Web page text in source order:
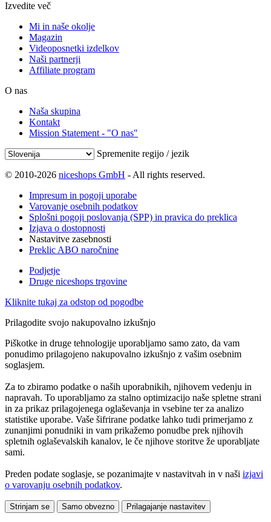
Izvedite več
Mi in naše okolje
Magazin
Videoposnetki izdelkov
Naši partnerji
Affiliate program
O nas
Naša skupina
Kontakt
Mission Statement - "O nas"
Spremenite regijo / jezik
© 2010-2026 niceshops GmbH - All rights reserved.
Impresum in pogoji uporabe
Varovanje osebnih podatkov
Splošni pogoji poslovanja (SPP) in pravica do preklica
Izjava o dostopnosti
Nastavitve zasebnosti
Preklic ABO naročnine
Podjetje
Druge niceshops trgovine
Kliknite tukaj za odstop od pogodbe
Prilagodite svojo nakupovalno izkušnjo
Piškotke in druge tehnologije uporabljamo samo zato, da vam
ponudimo prilagojeno nakupovalno izkušnjo z vašim osebnim
soglasjem.
Za to zbiramo podatke o naših uporabnikih, njihovem vedenju in
napravah. To uporabljamo za stalno optimizacijo naše spletne strani
in za prikaz prilagojenega oglaševanja in vsebine ter za analizo
statistike uporabe. Vaše šifrirane podatke lahko tudi primerjamo z
zunanjimi ponudniki in vam prikažemo ponudbe prek njihovih
spletnih oglaševalskih kanalov, le če njihove storitve že uporabljate
sami.
Preden podate soglasje, se pozanimajte v nastavitvah in v naši izjavi
o varovanju osebnih podatkov.
Strinjam se Samo obvezno Prilagajanje nastavitev